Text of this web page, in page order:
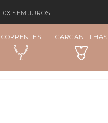
10X SEM JUROS
CORRENTES GARGANTILHAS